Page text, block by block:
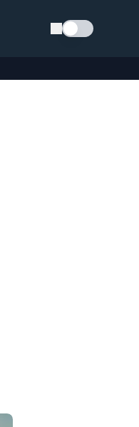
Schimba tema